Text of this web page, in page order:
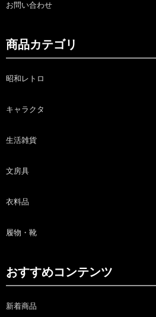
お問い合わせ
商品カテゴリ
昭和レトロ
キャラクタ
生活雑貨
文房具
衣料品
履物・靴
おすすめコンテンツ
新着商品